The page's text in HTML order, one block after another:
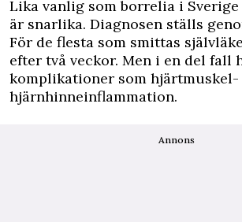
Lika vanlig som borrelia i
är snarlika. Diagnosen ställs
För de flesta som smittas
efter två veckor. Men i en del fall
komplikationer som
hjärnhinneinflammation.
Annons